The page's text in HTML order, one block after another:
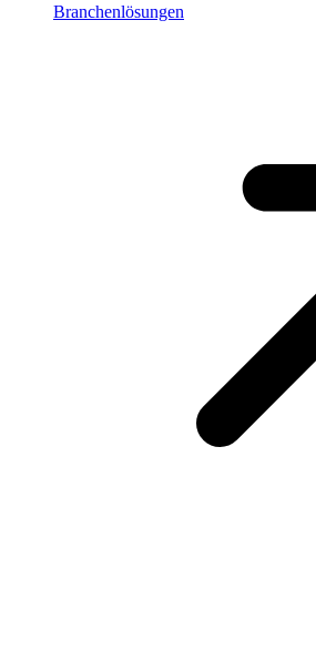
Branchenlösungen